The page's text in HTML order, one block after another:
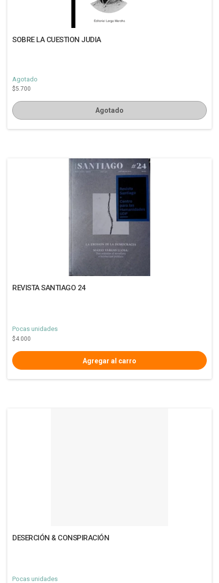
SOBRE LA CUESTION JUDIA
Agotado
$5.700
Agotado
REVISTA SANTIAGO 24
Pocas unidades
$4.000
DESERCIÓN & CONSPIRACIÓN
Pocas unidades